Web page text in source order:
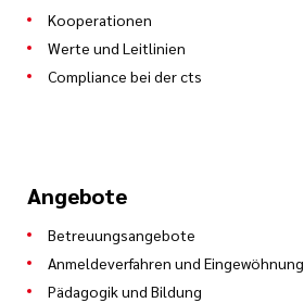
Kooperationen
Werte und Leitlinien
Compliance bei der cts
Angebote
Betreuungsangebote
Anmeldeverfahren und Eingewöhnung
Pädagogik und Bildung